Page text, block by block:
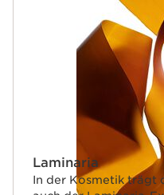
Laminaria
In der Kosmetik trägt